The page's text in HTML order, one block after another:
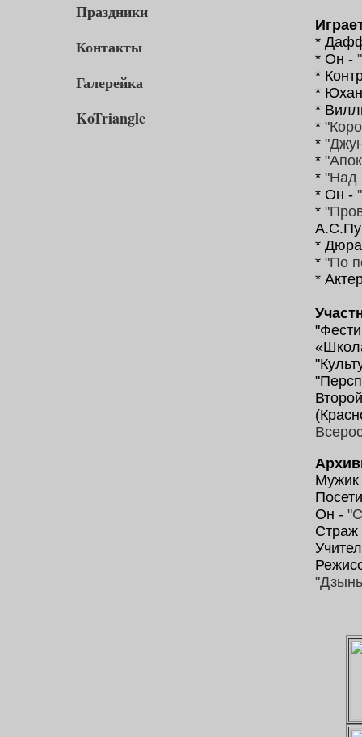
Праздники
Контакты
Галерейка
KoTriangle
*
* Он -
*
*
*
*
*
*
* "Над
* Он -
*
*
* "По
*
Он -
"Дзынь